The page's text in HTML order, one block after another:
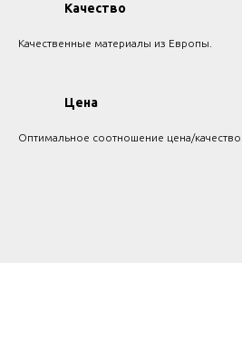
Качество
Качественные материалы из Европы.
Цена
Оптимальное соотношение цена/качество.